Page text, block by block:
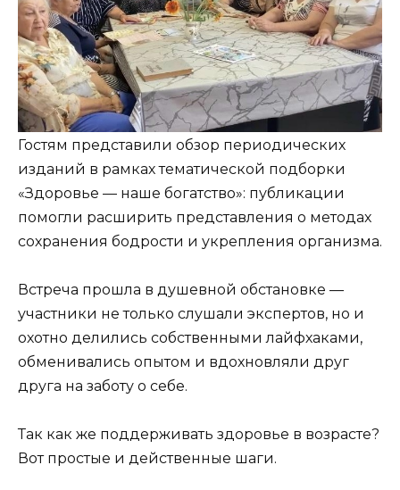
Гостям представили обзор периодических
изданий в рамках тематической подборки
«Здоровье — наше богатство»: публикации
помогли расширить представления о методах
сохранения бодрости и укрепления организма.
Встреча прошла в душевной обстановке —
участники не только слушали экспертов, но и
охотно делились собственными лайфхаками,
обменивались опытом и вдохновляли друг
друга на заботу о себе.
Так как же поддерживать здоровье в возрасте?
Вот простые и действенные шаги.